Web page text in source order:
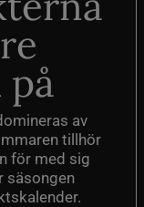
på
av
tillhör
för med sig
säsongen